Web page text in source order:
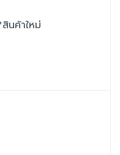
นค้าใหม่